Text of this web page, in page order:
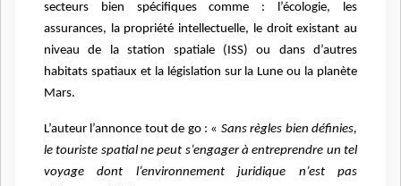
secteurs bien spécifiques comme : l’écologie, les
assurances, la propriété intellectuelle, le droit existant au
niveau de la station spatiale (ISS) ou dans d’autres
habitats spatiaux et la législation sur la Lune ou la planète
Mars.
L’auteur l’annonce tout de go : « Sans règles bien définies,
le touriste spatial ne peut s’engager à entreprendre un tel
voyage dont l’environnement juridique n’est pas